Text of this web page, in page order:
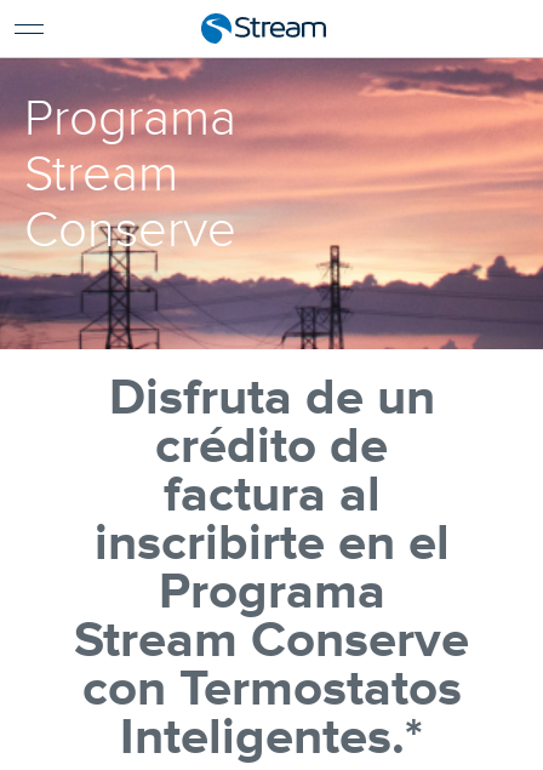
Sea Cliente
Para Empresas
Asistencia
Ingresar
Pagar Mi Factura
Renovar Servicios
In English
Programa
Stream
Conserve
Disfruta de un
crédito de
factura al
inscribirte en el
Programa
Stream Conserve
con Termostatos
Inteligentes.*